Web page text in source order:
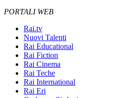
PORTALI WEB
Rai.tv
Nuovi Talenti
Rai Educational
Rai Fiction
Rai Cinema
Rai Teche
Rai International
Rai Eri